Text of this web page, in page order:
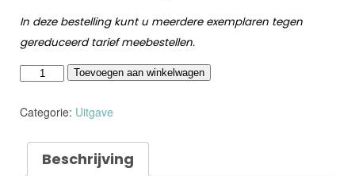
In deze bestelling kunt u meerdere exemplaren tegen
gereduceerd tarief meebestellen.
8070-
1
voor
aantal
Toevoegen aan winkelwagen
Categorie: Uitgave
Beschrijving